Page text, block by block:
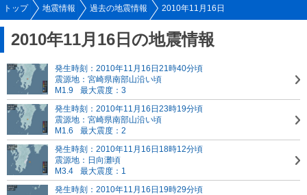
トップ 地震情報 過去の地震情報 2010年11月16日
2010年11月16日の地震情報
発生時刻：2010年11月16日21時40分頃
震源地：宮崎県南部山沿い頃
M1.9
最大震度：3
発生時刻：2010年11月16日23時19分頃
震源地：宮崎県南部山沿い頃
M1.6
最大震度：2
発生時刻：2010年11月16日18時12分頃
震源地：日向灘頃
M3.4
最大震度：1
発生時刻：2010年11月16日19時29分頃